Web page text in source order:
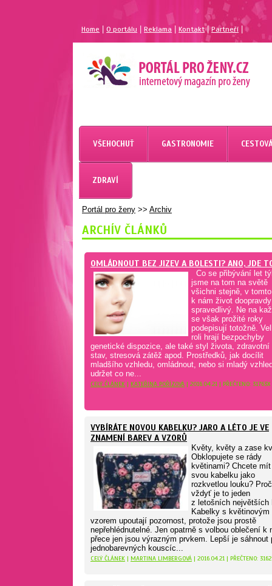
Home |O portálu Reklama Kontakt| Partneří
MAGAZÍN PRO ŽENY
PORTÁL PRO ŽENY.CZ
VŠEHOCHUŤ GASTRONOMIE
ZDRAVÍ
Portál pro ženy >> Archiv
ARCHÍV ČLÁNKŮ
OMLÁDNOUT BEZ JIZEV A BOLESTI? ANO, JDE
Co se přibývání let
jsme na tom na světě
všichni stejně, v
k nám život doopravdy
spravedlivý. Ne na
se však prožité roky
podepisují totožně.
roli hrají bezpochyby
genetické dispozice, ale také styl života, zdravotní
stav, stresová zátěž apod. Prostředků, jak docílit
mladšího vzhledu, omládnout, nebo si mladý
udržet co ne...
CELÝ ČLÁNEK | KATEŘINA POŘÍZOVÁ | 2016.04.21 | PŘEČTENO: 31763X
VYBÍRÁTE NOVOU KABELKU? JARO A LÉTO JE VE
ZNAMENÍ BAREV A VZORŮ
Květy, květy a zase
Obklopujete se rády
květinami? Chcete
svou kabelku jako
rozkvetlou louku?
vždyť je to jeden
z letošních největších
Kabelky s květinovým
vzorem upoutají pozornost, protože jsou prostě
nepřehlédnutelné. Jen opatrně s volbou oblečení k
přece jen jsou výrazným prvkem. Lepší je sáhnout
jednobarevných kouscíc...
CELÝ ČLÁNEK | MARTINA LIMBERGOVÁ | 2016.04.21 | PŘEČTENO: